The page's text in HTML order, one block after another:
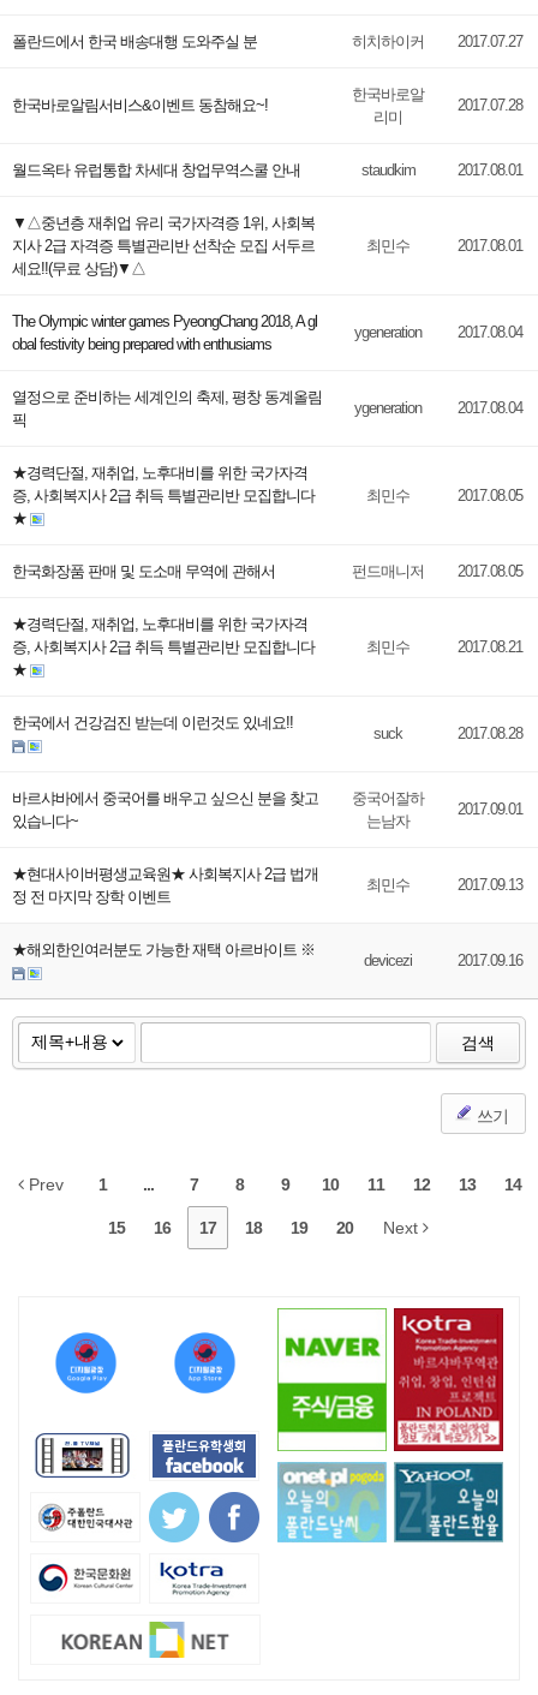
폴란드에서 한국 배송대행 도와주실 분 히치하이커 2017.07.27
한국바로알림서비스&이벤트 동참해요~!
한국바로알
리미
2017.07.28
월드옥타 유럽통합 차세대 창업무역스쿨 안내 staudkim 2017.08.01
▼△중년층 재취업 유리 국가자격증 1위, 사회복
지사 2급 자격증 특별관리반 선착순 모집 서두르
세요!!(무료 상담)▼△
최민수 2017.08.01
The Olympic winter games PyeongChang 2018, A gl
obal festivity being prepared with enthusiams
ygeneration 2017.08.04
열정으로 준비하는 세계인의 축제, 평창 동계올림
픽
ygeneration 2017.08.04
★경력단절, 재취업, 노후대비를 위한 국가자격
증, 사회복지사 2급 취득 특별관리반 모집합니다
★
최민수 2017.08.05
한국화장품 판매 및 도소매 무역에 관해서 펀드매니저 2017.08.05
★경력단절, 재취업, 노후대비를 위한 국가자격
증, 사회복지사 2급 취득 특별관리반 모집합니다
★
최민수 2017.08.21
한국에서 건강검진 받는데 이런것도 있네요!!
suck 2017.08.28
바르샤바에서 중국어를 배우고 싶으신 분을 찾고
있습니다~
중국어잘하
는남자
2017.09.01
★현대사이버평생교육원★ 사회복지사 2급 법개
정 전 마지막 장학 이벤트
최민수 2017.09.13
★해외한인여러분도 가능한 재택 아르바이트 ※
devicezi 2017.09.16
검색
쓰기
Prev 1 ... 7 8 9 10 11 12 13 14
15 16 17 18 19 20 Next